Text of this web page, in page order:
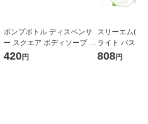
ポンプボトル ディスペンサ
ー スクエア ボディソープ 60
0ml 1個 リビング
420円
スリーエム
ライト バスシ
クトブラシ お
808円